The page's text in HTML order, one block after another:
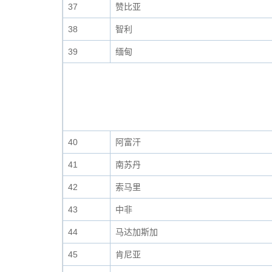
37 赞比亚
38 智利
39 缅甸
40 阿富汗
41 南苏丹
42 索马里
43 中非
44 马达加斯加
45 肯尼亚